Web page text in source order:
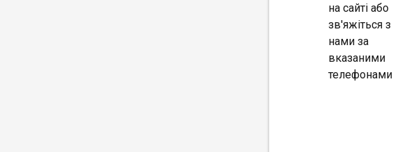
на сайті або
зв'яжіться з
нами за
вказаними
телефонами